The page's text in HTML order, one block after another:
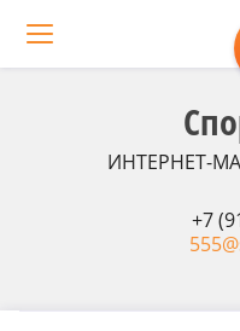
+7
ИНТЕРНЕТ-